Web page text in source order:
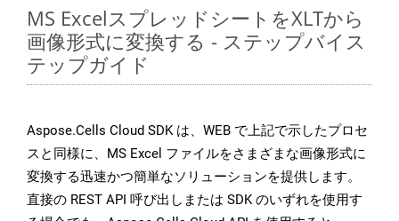
MS ExcelスプレッドシートをXLTから
画像形式に変換する - ステップバイス
テップガイド
Aspose.Cells Cloud SDK は、WEB で上記で示したプロセ
スと同様に、MS Excel ファイルをさまざまな画像形式に
変換する迅速かつ簡単なソリューションを提供します。
直接の REST API 呼び出しまたは SDK のいずれを使用す